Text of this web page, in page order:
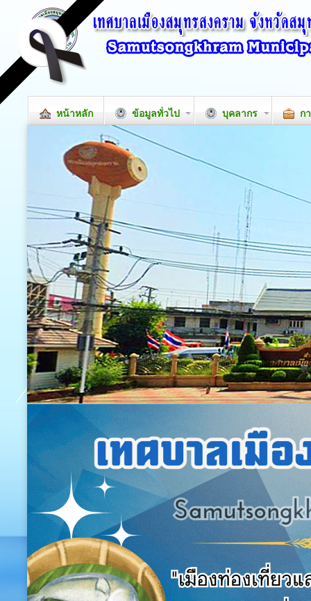
หน้าหลัก ข้อมูลทั่วไป บุคลากร ก